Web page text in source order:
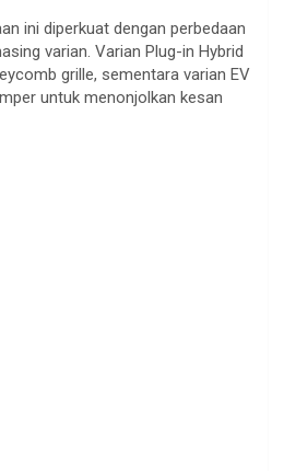
ini diperkuat dengan perbedaan
varian. Varian Plug-in Hybrid
grille, sementara varian EV
untuk menonjolkan kesan